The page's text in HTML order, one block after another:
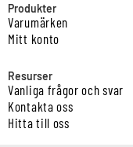
Produkter
Varumärken
Mitt konto
Resurser
Vanliga frågor och svar
Kontakta oss
Hitta till oss